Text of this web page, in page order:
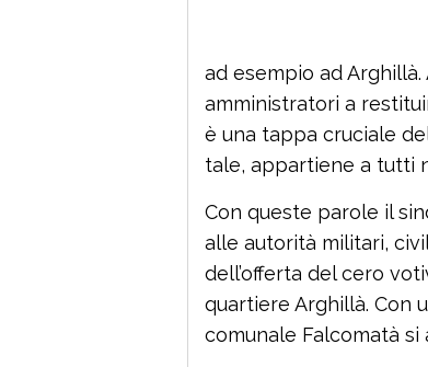
ad esempio ad
amministratori a
è una tappa cruciale
tale, appartiene a tutti
Con queste parole il
alle autorità militari,
dell’offerta del cero
quartiere Arghillà. Con
comunale Falcomatà